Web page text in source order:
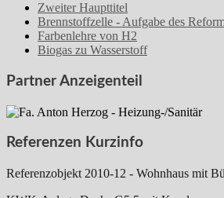
Zweiter Haupttitel
Brennstoffzelle - Aufgabe des
Farbenlehre von H2
Biogas zu Wasserstoff
Partner Anzeigenteil
Referenzen Kurzinfo
Referenzobjekt 2010-12 - Wohnhaus mit